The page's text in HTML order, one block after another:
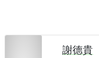
謝德貴